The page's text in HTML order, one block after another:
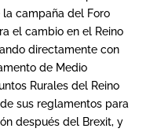
campaña del Foro
el cambio en el Reino
directamente con
de Medio
Rurales del Reino
sus reglamentos para
después del Brexit, y